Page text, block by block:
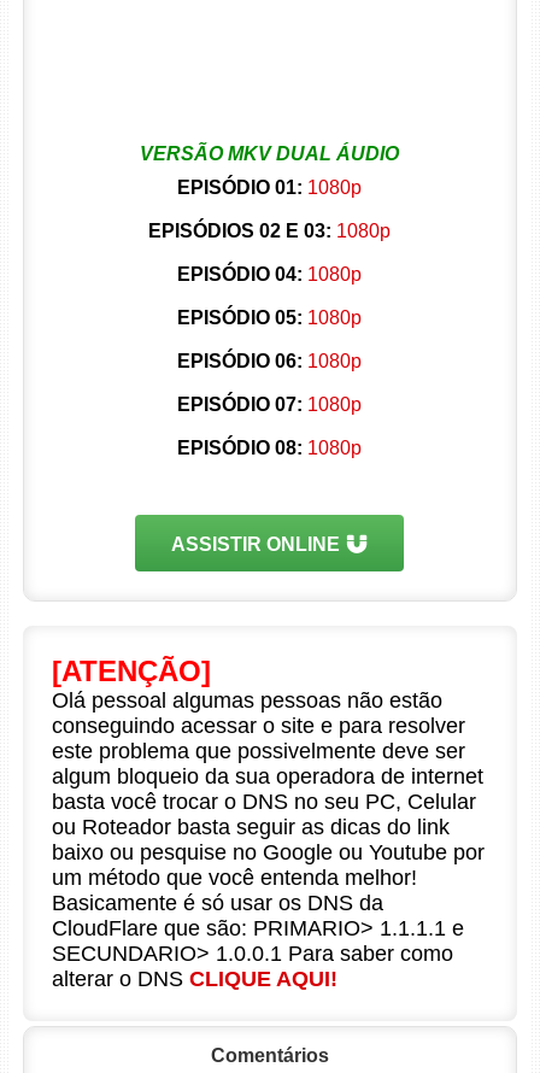
VERSÃO MKV DUAL ÁUDIO
EPISÓDIO 01: 1080p
EPISÓDIOS 02 E 03: 1080p
EPISÓDIO 04: 1080p
EPISÓDIO 05: 1080p
EPISÓDIO 06: 1080p
EPISÓDIO 07: 1080p
EPISÓDIO 08: 1080p
ASSISTIR ONLINE
[ATENÇÃO]
Olá pessoal algumas pessoas não estão
conseguindo acessar o site e para resolver
este problema que possivelmente deve ser
algum bloqueio da sua operadora de internet
basta você trocar o DNS no seu PC, Celular
ou Roteador basta seguir as dicas do link
baixo ou pesquise no Google ou Youtube por
um método que você entenda melhor!
Basicamente é só usar os DNS da
CloudFlare que são: PRIMARIO> 1.1.1.1 e
SECUNDARIO> 1.0.0.1 Para saber como
alterar o DNS CLIQUE AQUI!
Comentários